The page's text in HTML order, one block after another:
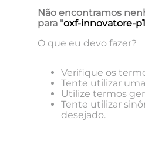
Não encontramos
para "oxf-innovatore-
O que eu devo fazer?
Verifique os
Tente utilizar
Utilize termos
Tente utilizar
desejado.